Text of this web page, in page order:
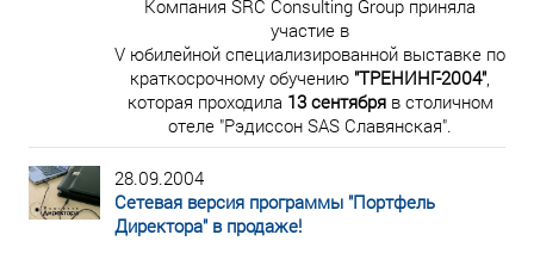
Компания SRC Consulting Group приняла
участие в
V юбилейной специализированной выставке по
краткосрочному обучению "ТРЕНИНГ-2004",
которая проходила 13 сентябряв столичном
отеле "Рэдиссон SAS Славянская".
28.09.2004
Сетевая версия программы "Портфель
Директора" в продаже!